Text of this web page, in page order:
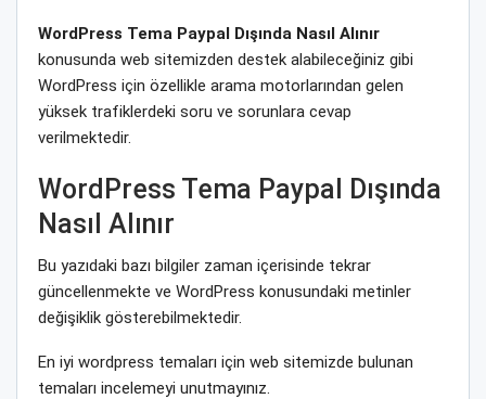
WordPress Tema Paypal Dışında Nasıl Alınır
konusunda web sitemizden destek alabileceğiniz gibi
WordPress için özellikle arama motorlarından gelen
yüksek trafiklerdeki soru ve sorunlara cevap
verilmektedir.
WordPress Tema Paypal Dışında
Nasıl Alınır
Bu yazıdaki bazı bilgiler zaman içerisinde tekrar
güncellenmekte ve WordPress konusundaki metinler
değişiklik gösterebilmektedir.
En iyi wordpress temaları için web sitemizde bulunan
temaları incelemeyi unutmayınız.